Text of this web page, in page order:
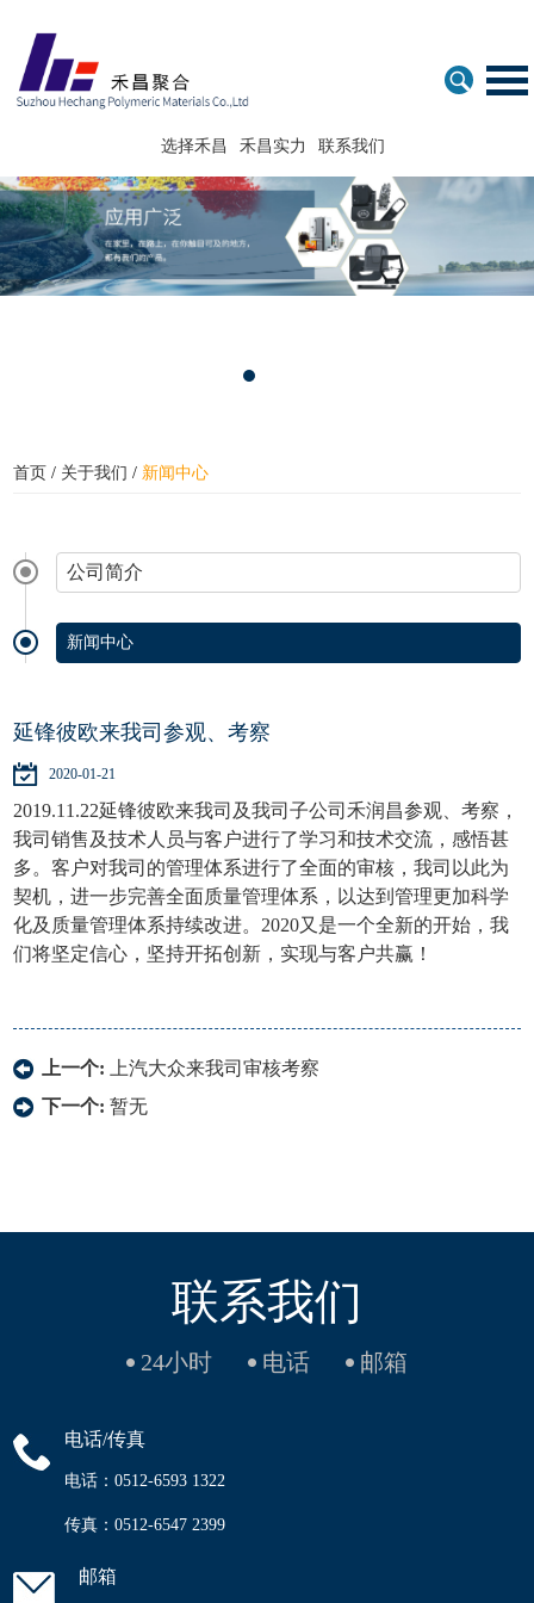
选择禾昌 禾昌实力 联系我们
首页 / 关于我们 / 新闻中心
公司简介
新闻中心
延锋彼欧来我司参观、考察
2020-01-21
2019.11.22延锋彼欧来我司及我司子公司禾润昌参观、考察，
我司销售及技术人员与客户进行了学习和技术交流，感悟甚
多。客户对我司的管理体系进行了全面的审核，我司以此为
契机，进一步完善全面质量管理体系，以达到管理更加科学
化及质量管理体系持续改进。2020又是一个全新的开始，我
们将坚定信心，坚持开拓创新，实现与客户共赢！
上一个:
上汽大众来我司审核考察
下一个:暂无
联系我们
24小时 电话 邮箱
电话/传真
电话：0512-6593 1322
传真：0512-6547 2399
邮箱